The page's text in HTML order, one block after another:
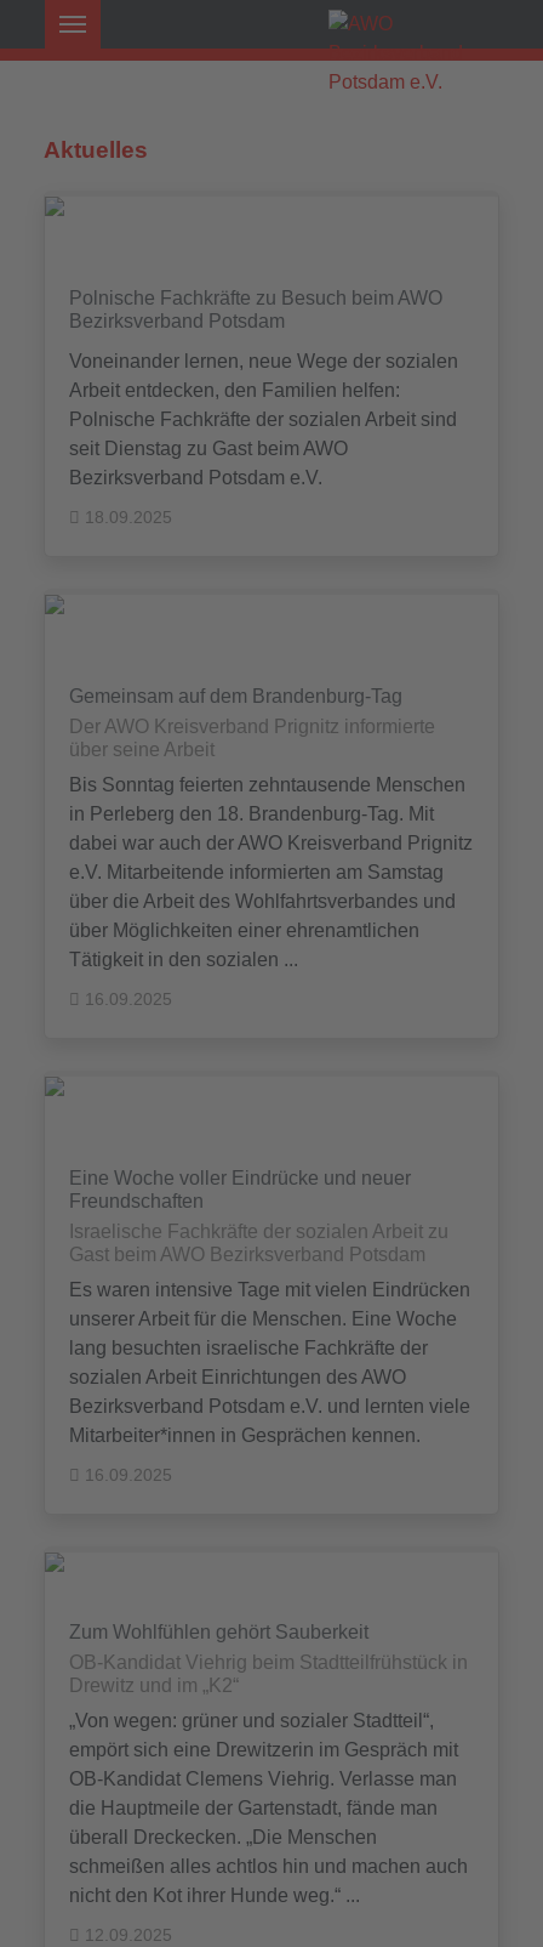
Aktuelles
Polnische Fachkräfte zu Besuch beim AWO
Bezirksverband Potsdam
Voneinander lernen, neue Wege der sozialen
Arbeit entdecken, den Familien helfen:
Polnische Fachkräfte der sozialen Arbeit sind
seit Dienstag zu Gast beim AWO
Bezirksverband Potsdam e.V.
18.09.2025
Gemeinsam auf dem Brandenburg-Tag
Der AWO Kreisverband Prignitz informierte
über seine Arbeit
Bis Sonntag feierten zehntausende Menschen
in Perleberg den 18. Brandenburg-Tag. Mit
dabei war auch der AWO Kreisverband Prignitz
e.V. Mitarbeitende informierten am Samstag
über die Arbeit des Wohlfahrtsverbandes und
über Möglichkeiten einer ehrenamtlichen
Tätigkeit in den sozialen ...
16.09.2025
Eine Woche voller Eindrücke und neuer
Freundschaften
Israelische Fachkräfte der sozialen Arbeit zu
Gast beim AWO Bezirksverband Potsdam
Es waren intensive Tage mit vielen Eindrücken
unserer Arbeit für die Menschen. Eine Woche
lang besuchten israelische Fachkräfte der
sozialen Arbeit Einrichtungen des AWO
Bezirksverband Potsdam e.V. und lernten viele
Mitarbeiter*innen in Gesprächen kennen.
16.09.2025
Zum Wohlfühlen gehört Sauberkeit
OB-Kandidat Viehrig beim Stadtteilfrühstück in
Drewitz und im „K2“
„Von wegen: grüner und sozialer Stadtteil“,
empört sich eine Drewitzerin im Gespräch mit
OB-Kandidat Clemens Viehrig. Verlasse man
die Hauptmeile der Gartenstadt, fände man
überall Dreckecken. „Die Menschen
schmeißen alles achtlos hin und machen auch
nicht den Kot ihrer Hunde weg.“ ...
12.09.2025